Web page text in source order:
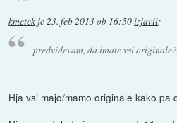
kmetek je23. feb 2013 ob 16:50izjavil:
predvidevam, da imate vsi originale?
Hja vsi majo/mamo originale kako pa